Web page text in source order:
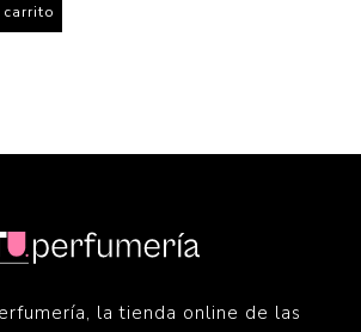
la tienda online de las